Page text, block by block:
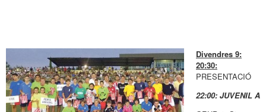
Divendres 9:
20:30:
PRESENTACIÓ
22:00: JUVENIL A